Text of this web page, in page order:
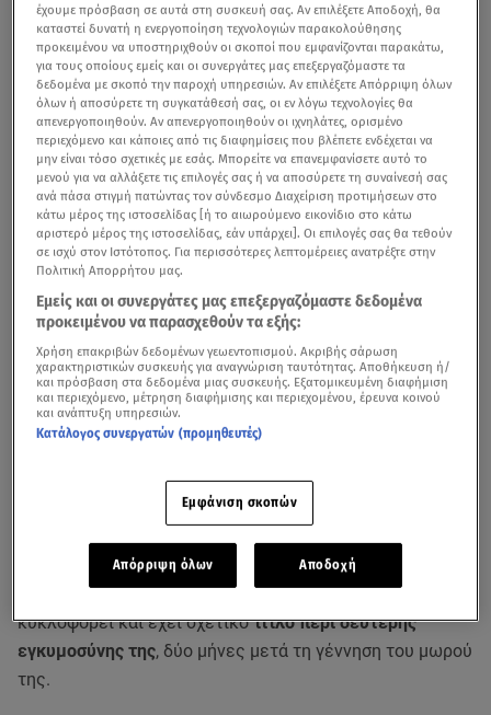
Κατερίνα Καινούργιου, μέσα από την εκπομπή της
Super Κατερίνα, σχολίασε το εξώφυλλο περιοδικού που
κυκλοφορεί και έχει σχετικότίτλο περί δεύτερης
εγκυμοσύνης της, δύο μήνες μετά τη γέννηση του μωρού
της.
έχουμε πρόσβαση σε αυτά στη συσκευή σας. Αν επιλέξετε Αποδοχή, θα
καταστεί δυνατή η ενεργοποίηση τεχνολογιών παρακολούθησης
προκειμένου να υποστηριχθούν οι σκοποί που εμφανίζονται παρακάτω,
για τους οποίους εμείς και οι συνεργάτες μας επεξεργαζόμαστε τα
δεδομένα με σκοπό την παροχή υπηρεσιών. Αν επιλέξετε Απόρριψη όλων
όλων ή αποσύρετε τη συγκατάθεσή σας, οι εν λόγω τεχνολογίες θα
απενεργοποιηθούν. Αν απενεργοποιηθούν οι ιχνηλάτες, ορισμένο
περιεχόμενο και κάποιες από τις διαφημίσεις που βλέπετε ενδέχεται να
μην είναι τόσο σχετικές με εσάς. Μπορείτε να επανεμφανίσετε αυτό το
μενού για να αλλάξετε τις επιλογές σας ή να αποσύρετε τη συναίνεσή σας
ανά πάσα στιγμή πατώντας τον σύνδεσμο Διαχείριση προτιμήσεων στο
κάτω μέρος της ιστοσελίδας [ή το αιωρούμενο εικονίδιο στο κάτω
αριστερό μέρος της ιστοσελίδας, εάν υπάρχει]. Οι επιλογές σας θα τεθούν
σε ισχύ στον Ιστότοπος. Για περισσότερες λεπτομέρειες ανατρέξτε στην
Πολιτική Απορρήτου μας.
Εμείς και οι συνεργάτες μας επεξεργαζόμαστε δεδομένα
προκειμένου να παρασχεθούν τα εξής:
Χρήση επακριβών δεδομένων γεωεντοπισμού. Ακριβής σάρωση
χαρακτηριστικών συσκευής για αναγνώριση ταυτότητας. Αποθήκευση ή/
και πρόσβαση στα δεδομένα μιας συσκευής. Εξατομικευμένη διαφήμιση
και περιεχόμενο, μέτρηση διαφήμισης και περιεχομένου, έρευνα κοινού
και ανάπτυξη υπηρεσιών.
Κατάλογος συνεργατών (προμηθευτές)
Εμφάνιση σκοπών
Απόρριψη όλων Αποδοχή